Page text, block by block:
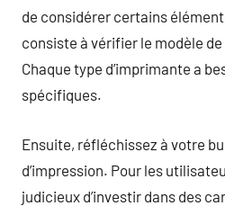
de considérer certains
consiste à vérifier le modèle
Chaque type d’imprimante a
spécifiques.
Ensuite, réfléchissez à votre
d’impression. Pour les
judicieux d’investir dans des